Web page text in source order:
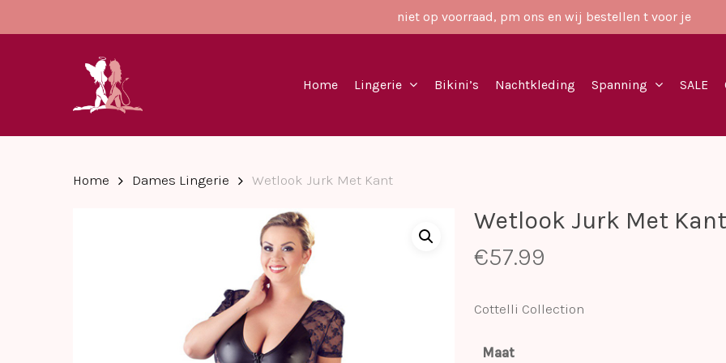
niet op voorraad, pm ons en wij bestellen t voor je
Home Lingerie Bikini’s Nachtkleding Spanning SALE
Home Dames Lingerie Wetlook Jurk Met Kant
Wetlook Jurk Met Kant
€57.99
Cottelli Collection
Maat